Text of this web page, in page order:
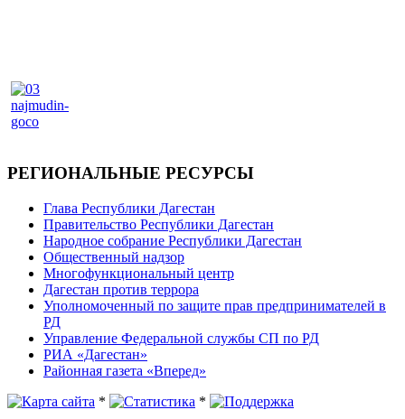
РЕГИОНАЛЬНЫЕ РЕСУРСЫ
Глава Республики Дагестан
Правительство Республики Дагестан
Народное собрание Республики Дагестан
Общественный надзор
Многофункциональный центр
Дагестан против террора
Уполномоченный по защите прав предпринимателей в
РД
Управление Федеральной службы СП по РД
РИА «Дагестан»
Районная газета «Вперед»
*
*